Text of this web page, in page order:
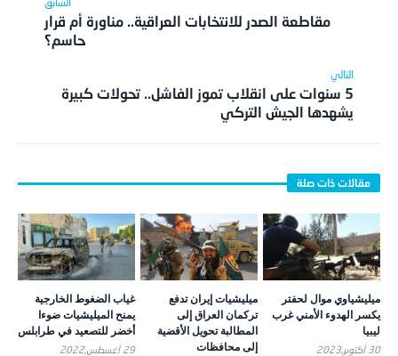
مقاطعة الصدر للانتخابات العراقية.. مناورة أم قرار
حاسم؟
5 سنوات على انقلاب تموز الفاشل.. تحولات كبيرة
يشهدها الجيش التركي
ميليشياوي موال لحفتر
يكسر الهدوء الأمني غرب
ليبيا
30 أكتوبر,2023
ميليشيات إيران تدفع
تركمان العراق إلى
المطالبة تحويل الأقضية
إلى محافظات
غياب الضغوط الخارجية
يمنح الميليشيات ضوءا
أخضر للتصعيد في طرابلس
29 أغسطس,2022